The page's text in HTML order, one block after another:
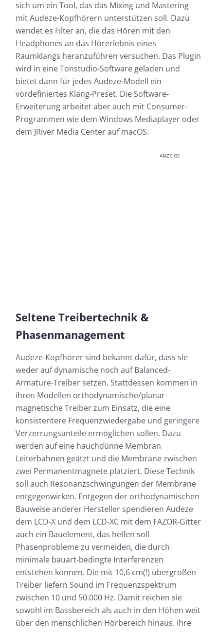
sich um ein Tool, das das Mixing und Mastering
mit Audeze-Kopfhörern unterstützen soll. Dazu
wendet es Filter an, die das Hören mit den
Headphones an das Hörerlebnis eines
Raumklangs heranzuführen versuchen. Das Plugin
wird in eine Tonstudio-Software geladen und
bietet dann für jedes Audeze-Modell ein
vordefiniertes Klang-Preset. Die Software-
Erweiterung arbeitet aber auch mit Consumer-
Programmen wie dem Windows Mediaplayer oder
dem JRiver Media Center auf macOS.
ANZEIGE
Seltene Treibertechnik &
Phasenmanagement
Audeze-Kopfhörer sind bekannt dafür, dass sie
weder auf dynamische noch auf Balanced-
Armature-Treiber setzen. Stattdessen kommen in
ihren Modellen orthodynamische/planar-
magnetische Treiber zum Einsatz, die eine
konsistentere Frequenzwiedergabe und geringere
Verzerrungsanteile ermöglichen sollen. Dazu
werden auf eine hauchdünne Membran
Leiterbahnen geätzt und die Membrane zwischen
zwei Permanentmagnete platziert. Diese Technik
soll auch Resonanzschwingungen der Membrane
entgegenwirken. Entgegen der orthodynamischen
Bauweise anderer Hersteller spendieren Audeze
dem LCD-X und dem LCD-XC mit dem FAZOR-Gitter
auch ein Bauelement, das helfen soll
Phasenprobleme zu vermeiden, die durch
minimale bauart-bedingte Interferenzen
entstehen können. Die mit 10,6 cm(!) übergroßen
Treiber liefern Sound im Frequenzspektrum
zwischen 10 und 50.000 Hz. Damit reichen sie
sowohl im Bassbereich als auch in den Höhen weit
über den menschlichen Hörbereich hinaus. Ihre